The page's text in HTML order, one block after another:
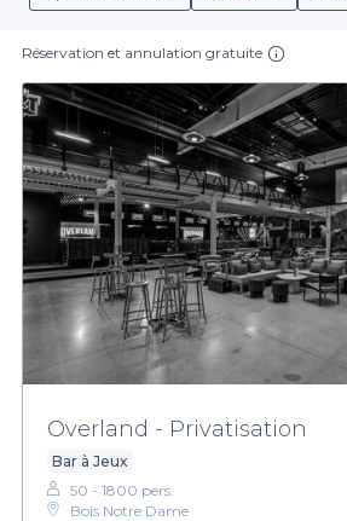
Réservation et annulation gratuite
Overland - Privatisation
Bar à Jeux
50 - 1800 pers.
Bois Notre Dame